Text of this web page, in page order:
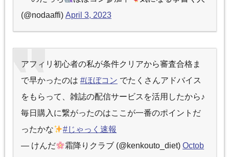
(@nodaaffi) April 3, 2023
アフィリ初心者の私が条件クリアから審査合格ま
で早かったのは #ほぼコン でたくさんアドバイス
をもらって、雑誌の配信サービスを活用したから♪
毎日購入に繋がったのはここが一番のポイントだ
ったかな
#じゃっく速報
— けんだ
霜降りクラブ (@kenkouto_diet)Octob